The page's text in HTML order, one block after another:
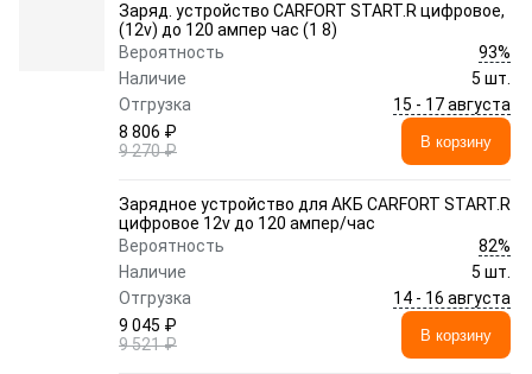
Заряд. устройство CARFORT START.R цифровое,
(12v) до 120 ампер час (1 8)
Вероятность
93%
Наличие
5 шт.
Отгрузка
15 - 17 августа
8 806 ₽
9 270 ₽
В корзину
Зарядное устройство для АКБ CARFORT START.R
цифровое 12v до 120 ампер/час
Вероятность
82%
Наличие
5 шт.
Отгрузка
14 - 16 августа
9 045 ₽
9 521 ₽
В корзину